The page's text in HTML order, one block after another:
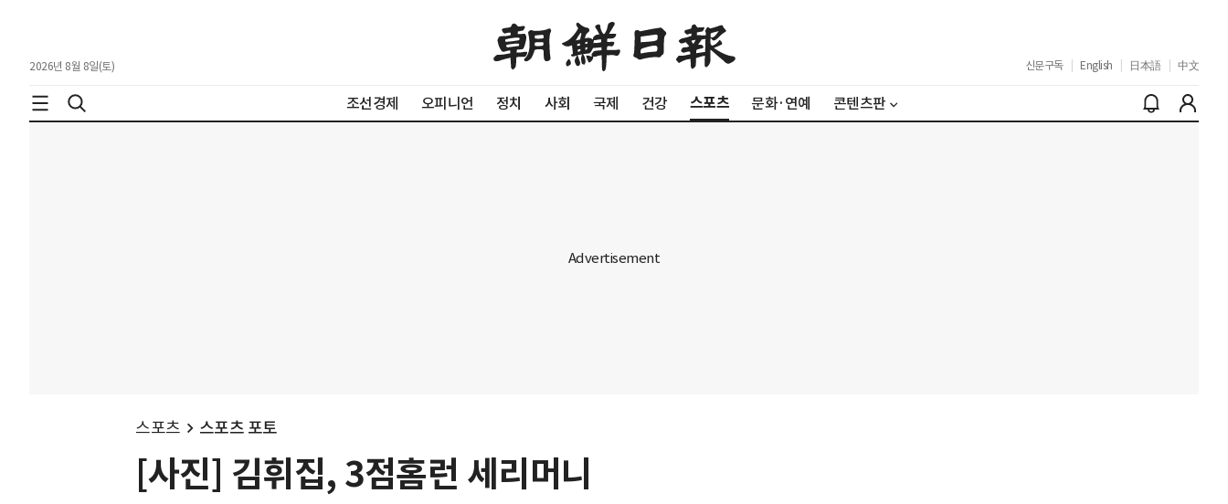
2026년 8월 8일(토) 신문구독 English 日本語 中文
조선경제 오피니언 정치 사회 국제 건강 스포츠 문화·연예 콘텐츠판
스포츠 스포츠 포토
[사진] 김휘집, 3점홈런 세리머니